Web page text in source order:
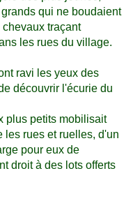
qui ne boudaient
traçant
les rues du village.
ravi les yeux des
découvrir l'écurie du
plus petits mobilisait
les rues et ruelles, d'un
pour eux de
droit à des lots offerts